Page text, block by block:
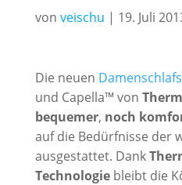
von veischu | 19. Juli
Die neuen
und Capella™ von
bequemer, noch
auf die Bedürfnisse der
ausgestattet. Dank
Technologiebleibt die